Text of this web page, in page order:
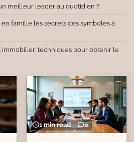
meilleur leader au quotidien ?
famille les secrets des symboles à
immobilier: techniques pour obtenir le
1 min read 0